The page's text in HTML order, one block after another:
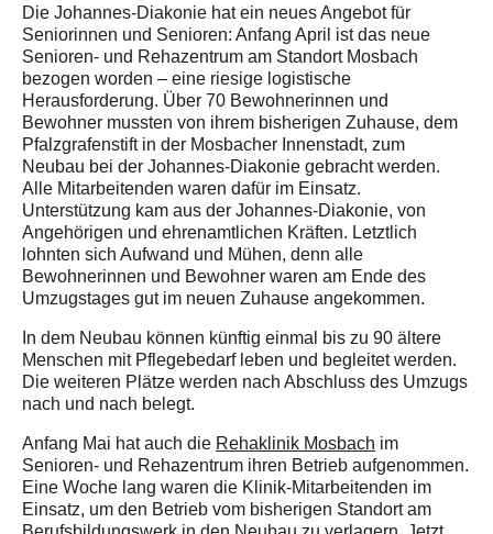
Die Johannes-Diakonie hat ein neues Angebot für
Seniorinnen und Senioren: Anfang April ist das neue
Senioren- und Rehazentrum am Standort Mosbach
bezogen worden – eine riesige logistische
Herausforderung. Über 70 Bewohnerinnen und
Bewohner mussten von ihrem bisherigen Zuhause, dem
Pfalzgrafenstift in der Mosbacher Innenstadt, zum
Neubau bei der Johannes-Diakonie gebracht werden.
Alle Mitarbeitenden waren dafür im Einsatz.
Unterstützung kam aus der Johannes-Diakonie, von
Angehörigen und ehrenamtlichen Kräften. Letztlich
lohnten sich Aufwand und Mühen, denn alle
Bewohnerinnen und Bewohner waren am Ende des
Umzugstages gut im neuen Zuhause angekommen.
In dem Neubau können künftig einmal bis zu 90 ältere
Menschen mit Pflegebedarf leben und begleitet werden.
Die weiteren Plätze werden nach Abschluss des Umzugs
nach und nach belegt.
Anfang Mai hat auch die Rehaklinik Mosbach im
Senioren- und Rehazentrum ihren Betrieb aufgenommen.
Eine Woche lang waren die Klinik-Mitarbeitenden im
Einsatz, um den Betrieb vom bisherigen Standort am